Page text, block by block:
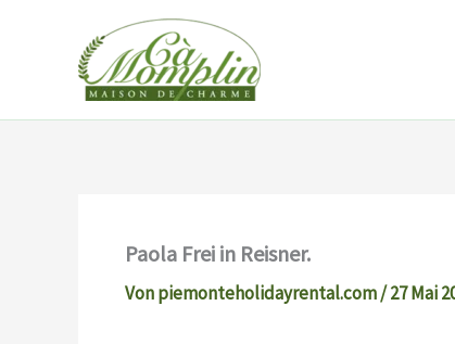
Paola Frei in Reisner.
Vonpiemonteholidayrental.com/27 Mai